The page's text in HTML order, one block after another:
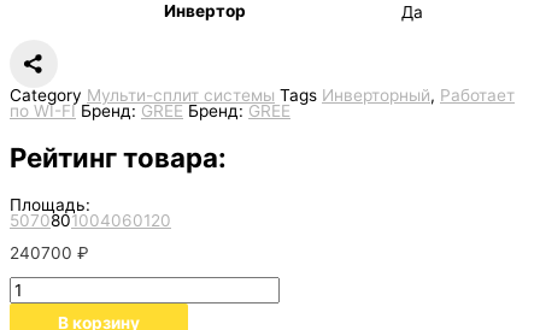
Инвертор Да
Category Мульти-сплит системы Tags Инверторный, Работает
по WI-FI Бренд: GREE Бренд: GREE
Рейтинг товара:
Площадь:
5070801004060120
240700 ₽
В корзину